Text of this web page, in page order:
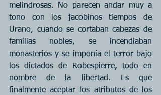
melindrosas. No parecen andar muy a
tono con los jacobinos tiempos de
Urano, cuando se cortaban cabezas de
familias nobles, se incendiaban
monasterios y se imponía el terror bajo
los dictados de Robespierre, todo en
nombre de la libertad. Es que
finalmente aceptar los atributos de los